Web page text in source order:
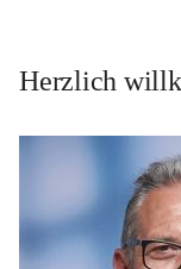
Herzlich